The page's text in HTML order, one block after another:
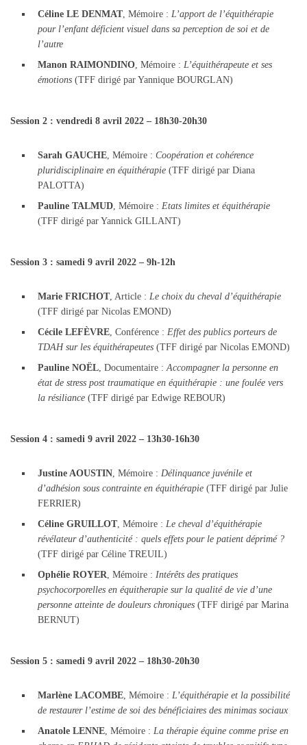
Céline LE DENMAT, Mémoire : L’apport de l’équithérapie
pour l’enfant déficient visuel dans sa perception de soi et de
l’autre
Manon RAIMONDINO, Mémoire : L’équithérapeute et ses
émotions (TFF dirigé par Yannique BOURGLAN)
Session 2 : vendredi 8 avril 2022 – 18h30-20h30
Sarah GAUCHE, Mémoire : Coopération et cohérence
pluridisciplinaire en équithérapie (TFF dirigé par Diana
PALOTTA)
Pauline TALMUD, Mémoire : Etats limites et équithérapie
(TFF dirigé par Yannick GILLANT)
Session 3 : samedi 9 avril 2022 – 9h-12h
Marie FRICHOT, Article : Le choix du cheval d’équithérapie
(TFF dirigé par Nicolas EMOND)
Cécile LEFÈVRE, Conférence : Effet des publics porteurs de
TDAH sur les équithérapeutes (TFF dirigé par Nicolas EMOND)
Pauline NOËL, Documentaire :Accompagner la personne en
état de stress post traumatique en équithérapie : une foulée vers
la résiliance (TFF dirigé par Edwige REBOUR)
Session 4 : samedi 9 avril 2022 – 13h30-16h30
Justine AOUSTIN, Mémoire : Délinquance juvénile et
d’adhésion sous contrainte en équithérapie (TFF dirigé par Julie
FERRIER)
Céline GRUILLOT, Mémoire : Le cheval d’équithérapie
révélateur d’authenticité : quels effets pour le patient déprimé ?
(TFF dirigé par Céline TREUIL)
Ophélie ROYER, Mémoire : Intérêts des pratiques
psychocorporelles en équitherapie sur la qualité de vie d’une
personne atteinte de douleurs chroniques (TFF dirigé par Marina
BERNUT)
Session 5 : samedi 9 avril 2022 – 18h30-20h30
Marlène LACOMBE, Mémoire : L’équithérapie et la possibilité
de restaurer l’estime de soi des bénéficiaires des minimas sociaux
Anatole LENNE, Mémoire : La thérapie équine comme prise en